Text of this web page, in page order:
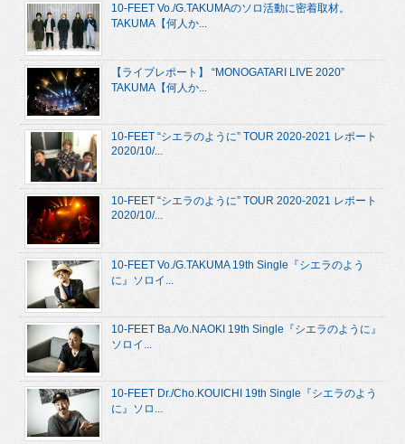
10-FEET Vo./G.TAKUMAのソロ活動に密着取材。
TAKUMA【何人か...
【ライブレポート】 “MONOGATARI LIVE 2020”
TAKUMA【何人か...
10-FEET “シエラのように” TOUR 2020-2021 レポート
2020/10/...
10-FEET “シエラのように” TOUR 2020-2021 レポート
2020/10/...
10-FEET Vo./G.TAKUMA 19th Single『シエラのよう
に』ソロイ...
10-FEET Ba./Vo.NAOKI 19th Single『シエラのように』
ソロイ...
10-FEET Dr./Cho.KOUICHI 19th Single『シエラのよう
に』ソロ...